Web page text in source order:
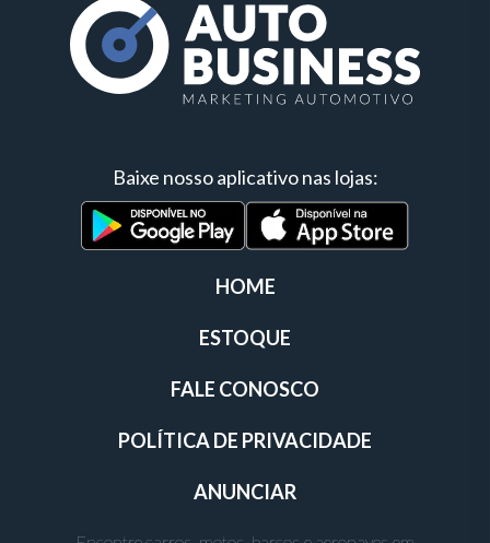
Baixe nosso aplicativo nas lojas:
HOME
ESTOQUE
FALE CONOSCO
POLÍTICA DE PRIVACIDADE
ANUNCIAR